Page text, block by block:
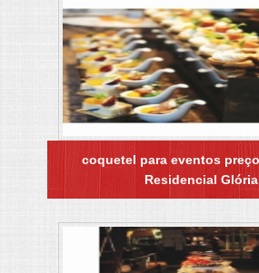
coquetel para eventos
Residencial Glória